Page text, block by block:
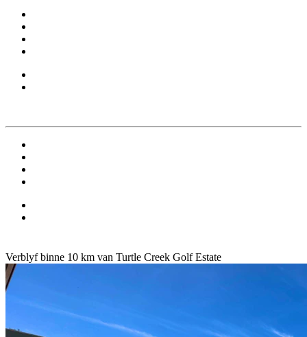
Verblyf binne 10 km van Turtle Creek Golf Estate